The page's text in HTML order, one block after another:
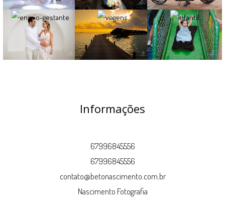
Informações
67996845556
67996845556
contato@betonascimento.com.br
Nascimento Fotografia